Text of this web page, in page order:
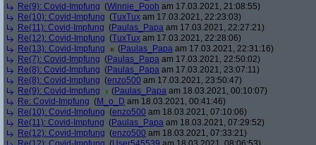
Re(9): Covid-Impfung (Winnie_Pooh am 17.03.2021, 21:08:55)
Re(10): Covid-Impfung (TuxTux am 17.03.2021, 22:23:03)
Re(11): Covid-Impfung (Paulas_Papa am 17.03.2021, 22:27:21)
Re(12): Covid-Impfung (TuxTux am 17.03.2021, 22:28:06)
Re(13): Covid-Impfung
(Paulas_Papa am 17.03.2021, 22:31:16)
Re(7): Covid-Impfung (Paulas_Papa am 17.03.2021, 22:50:02)
Re(8): Covid-Impfung (Paulas_Papa am 17.03.2021, 23:07:11)
Re(8): Covid-Impfung (enzo500 am 17.03.2021, 23:50:47)
Re(9): Covid-Impfung
(Paulas_Papa am 18.03.2021, 00:10:07)
Re: Covid-Impfung (M_o_D am 18.03.2021, 00:41:46)
Re(10): Covid-Impfung (enzo500 am 18.03.2021, 07:10:06)
Re(11): Covid-Impfung (Paulas_Papa am 18.03.2021, 07:29:52)
Re(12): Covid-Impfung (enzo500 am 18.03.2021, 07:33:21)